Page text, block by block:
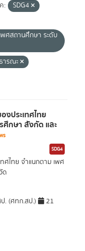
:
SDG4
พศสถานศึกษา ระดับ
ารณะ
งประเทศไทย
ศึกษา สังกัด และ
SDG4
ศไทย จำแนกตาม เพศ
ด
ป. (ศทก.สป.)
21